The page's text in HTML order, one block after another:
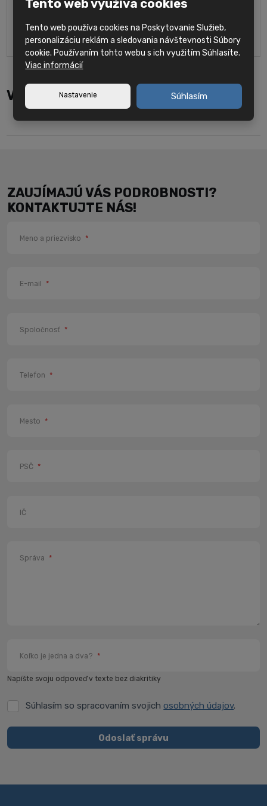
5-osové vertikálne CNC centrum Hyundai WIA
Rozmery stola: Ø 730 mm Kužeľ: BBT40 (HSK-A63)
Výrobok je zaradený do kategórie
ZAUJÍMAJÚ VÁS PODROBNOSTI?
KONTAKTUJTE NÁS!
Meno a priezvisko *
E-mail *
Spoločnosť *
Telefon *
Mesto *
PSČ *
IČ
Správa *
Koľko je jedna a dva? *
Napíšte svoju odpoveď v texte bez diakritiky
Súhlasím
spracovaním
svojich
Súhlasím so spracovaním svojichosobných údajov.
Odoslať správu
Tento web využíva cookies
Tento web používa cookies na Poskytovanie Služieb,
personalizáciu reklám a sledovania návštevnosti Súbory
cookie. Používaním tohto webu s ich využitím Súhlasíte.
Viac informácií
Nastavenie Súhlasím